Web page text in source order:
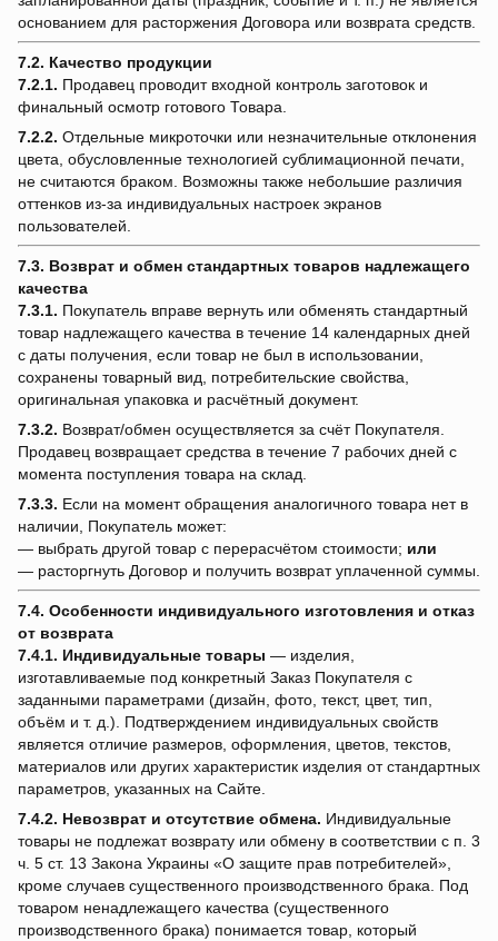
основанием для расторжения Договора или возврата средств.
7.2. Качество продукции
7.2.1. Продавец проводит входной контроль заготовок и
финальный осмотр готового Товара.
7.2.2. Отдельные микроточки или незначительные отклонения
цвета, обусловленные технологией сублимационной печати,
не считаются браком. Возможны также небольшие различия
оттенков из-за индивидуальных настроек экранов
пользователей.
7.3. Возврат и обмен стандартных товаров надлежащего
качества
7.3.1. Покупатель вправе вернуть или обменять стандартный
товар надлежащего качества в течение 14 календарных дней
с даты получения, если товар не был в использовании,
сохранены товарный вид, потребительские свойства,
оригинальная упаковка и расчётный документ.
7.3.2. Возврат/обмен осуществляется за счёт Покупателя.
Продавец возвращает средства в течение 7 рабочих дней с
момента поступления товара на склад.
7.3.3. Если на момент обращения аналогичного товара нет в
наличии, Покупатель может:
— выбрать другой товар с перерасчётом стоимости; или
— расторгнуть Договор и получить возврат уплаченной суммы.
7.4. Особенности индивидуального изготовления и отказ
от возврата
7.4.1. Индивидуальные товары — изделия,
изготавливаемые под конкретный Заказ Покупателя с
заданными параметрами (дизайн, фото, текст, цвет, тип,
объём и т. д.). Подтверждением индивидуальных свойств
является отличие размеров, оформления, цветов, текстов,
материалов или других характеристик изделия от стандартных
параметров, указанных на Сайте.
7.4.2. Невозврат и отсутствие обмена. Индивидуальные
товары не подлежат возврату или обмену в соответствии с п. 3
ч. 5 ст. 13 Закона Украины «О защите прав потребителей»,
кроме случаев существенного производственного брака. Под
товаром ненадлежащего качества (существенного
производственного брака) понимается товар, который